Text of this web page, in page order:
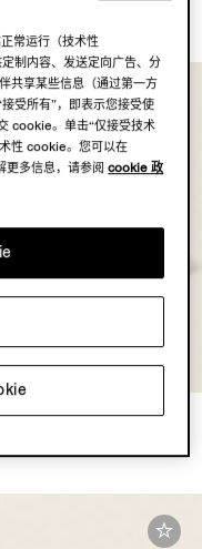
OASI LINO
COLLECTION
色 Oasi Lino 棒球帽
常运行（技术性
制内容、发送定向广告、分
共享某些信息（通过第一方
受所有”，即表示您接受使
cookie。单击“仅接受技术
性 cookie。您可以在
更多信息，请参阅cookie 政